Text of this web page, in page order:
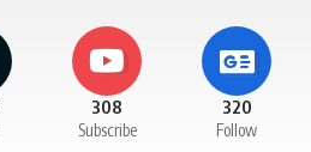
308
Subscribe
320
Follow